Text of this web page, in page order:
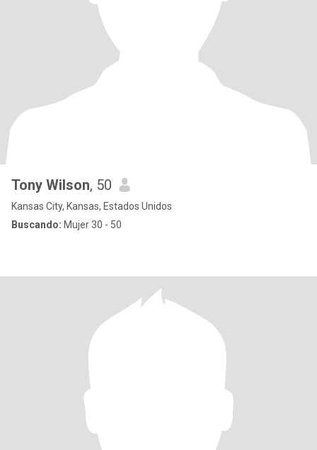
Tony Wilson, 50
Kansas City, Kansas, Estados Unidos
Buscando: Mujer 30 - 50